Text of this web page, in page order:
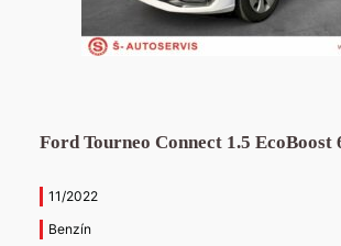
Ford Tourneo Connect 1.5
11/2022
Benzín